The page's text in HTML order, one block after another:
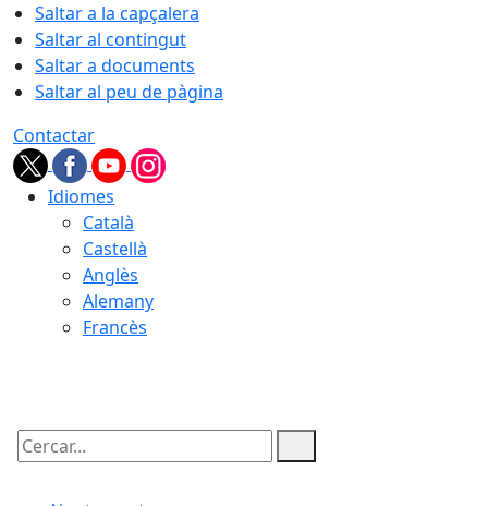
Saltar a la capçalera
Saltar al contingut
Saltar a documents
Saltar al peu de pàgina
Contactar
Idiomes
Català
Castellà
Anglès
Alemany
Francès
Cercar: